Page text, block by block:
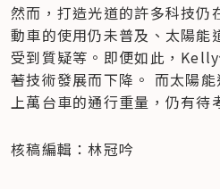
然而，打造光道的許多科技仍
動車的使用仍未普及、太陽能
受到質疑等。即便如此，
著技術發展而下降。 而太陽
上萬台車的通行重量，仍有待
核稿編輯：林冠吟